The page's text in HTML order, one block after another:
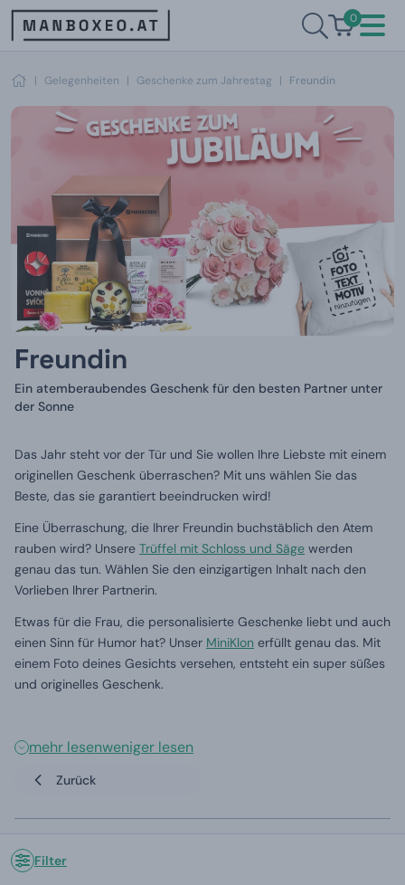
0
| Gelegenheiten | Geschenke zum Jahrestag | Freundin
Freundin
Ein atemberaubendes Geschenk für den besten Partner unter
der Sonne
Das Jahr steht vor der Tür und Sie wollen Ihre Liebste mit einem
originellen Geschenk überraschen? Mit uns wählen Sie das
Beste, das sie garantiert beeindrucken wird!
Eine Überraschung, die Ihrer Freundin buchstäblich den Atem
rauben wird? Unsere Trüffel mit Schloss und Säge werden
genau das tun. Wählen Sie den einzigartigen Inhalt nach den
Vorlieben Ihrer Partnerin.
Etwas für die Frau, die personalisierte Geschenke liebt und auch
einen Sinn für Humor hat? Unser MiniKlon erfüllt genau das. Mit
einem Foto deines Gesichts versehen, entsteht ein super süßes
und originelles Geschenk.
mehr lesenweniger lesen
Zurück
Filter